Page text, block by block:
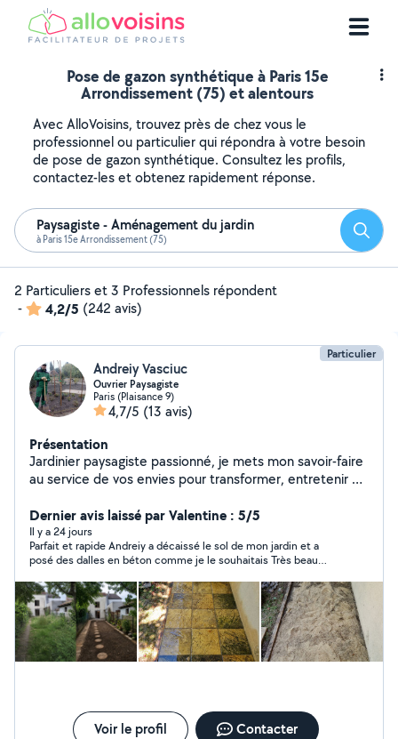
Pose de gazon synthétique à Paris 15e
Arrondissement (75) et alentours
Avec AlloVoisins, trouvez près de chez vous le
professionnel ou particulier qui répondra à votre besoin
de pose de gazon synthétique. Consultez les profils,
contactez-les et obtenez rapidement réponse.
Paysagiste - Aménagement du jardin
à Paris 15e Arrondissement (75)
2 Particuliers et 3 Professionnels répondent
-
4,2/5 (242 avis)
Particulier
Andreiy Vasciuc
Ouvrier Paysagiste
Paris (Plaisance 9)
4,7/5 (13 avis)
Présentation
Jardinier paysagiste passionné, je mets mon savoir-faire
au service de vos envies pour transformer, entretenir et
- Création et aménagement sur mesure - Résultat
propre, soigné et durable Sérieux, réactif et à l'écoute,
je vous accompagne de A à Z avec des tarifs
accessibles. Pour les demandes hors périmètre, me
contacter : 6 17 66 17 41
Dernier avis laissé par Valentine : 5/5
Il y a 24 jours
Parfait et rapide Andreiy a décaissé le sol de mon jardin et a
posé des dalles en béton comme je le souhaitais Très beau
Voir le profil Contacter